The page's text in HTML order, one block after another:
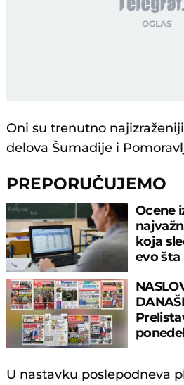
Oni su trenutno
delova Šumadije i
PREPORUČUJEMO
Ocene
koja
evo
U nastavku poslepodneva